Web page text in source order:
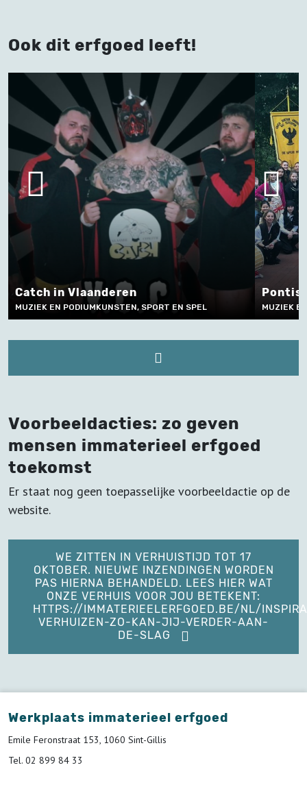
Ook dit erfgoed leeft!
SPORT EN SPEL
Pontische dans en muziek
MUZIEK EN PODIUMKUNSTEN
Voorbeeldacties: zo geven
mensen immaterieel erfgoed
toekomst
Er staat nog geen toepasselijke voorbeeldactie op de
website.
WE ZITTEN IN VERHUISTIJD TOT 17
OKTOBER. NIEUWE INZENDINGEN WORDEN
PAS HIERNA BEHANDELD. LEES HIER WAT
ONZE VERHUIS VOOR JOU BETEKENT:
HTTPS://IMMATERIEELERFGOED.BE/NL/
VERHUIZEN-ZO-KAN-JIJ-VERDER-AAN-
DE-SLAG
Werkplaats immaterieel erfgoed
Emile Feronstraat 153, 1060 Sint-Gillis
Tel. 02 899 84 33